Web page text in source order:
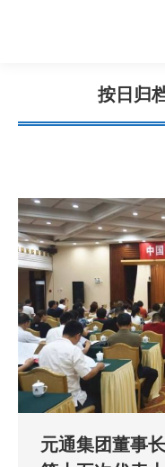
按日归
元通集团董事